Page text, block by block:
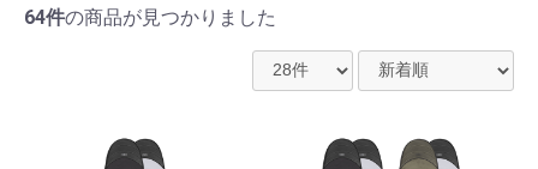
64件の商品が見つかりました